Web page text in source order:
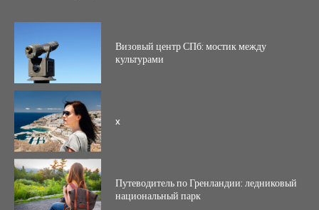
Визовый центр СПб: мостик между
культурами
x
Путеводитель по Гренландии: ледниковый
национальный парк